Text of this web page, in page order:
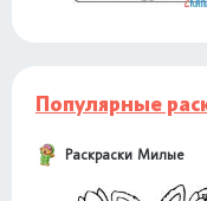
Популярные
Раскраски Милые